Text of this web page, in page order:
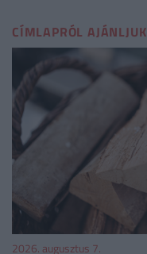
CÍMLAPRÓL AJÁNLJUK
2026. augusztus 7.